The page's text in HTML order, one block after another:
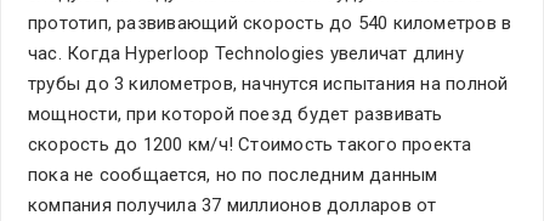
прототип, развивающий скорость до 540 километров в
час. Когда Hyperloop Technologies увеличат длину
трубы до 3 километров, начнутся испытания на полной
мощности, при которой поезд будет развивать
скорость до 1200 км/ч! Стоимость такого проекта
пока не сообщается, но по последним данным
компания получила 37 миллионов долларов от